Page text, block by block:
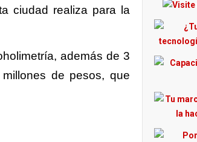
ciudad realiza para la
además de 3
de pesos, que